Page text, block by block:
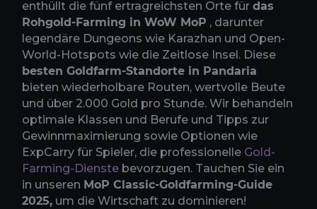
enthüllt die fünf ertragreichsten Orte für das
Rohgold-Farming in WoW MoP , darunter
legendäre Dungeons wie Karazhan und Open-
World-Hotspots wie die Zeitlose Insel. Diese
besten Goldfarm-Standorte in Pandaria
bieten wiederholbare Routen, wertvolle Beute
und über 2.000 Gold pro Stunde. Wir behandeln
optimale Klassen und Berufe und Tipps zur
Gewinnmaximierung sowie Optionen wie
ExpCarry für Spieler, die professionelle Gold-
Farming-Dienste bevorzugen. Tauchen Sie ein
in unseren MoP Classic-Goldfarming-Guide
2025, um die Wirtschaft zu dominieren!